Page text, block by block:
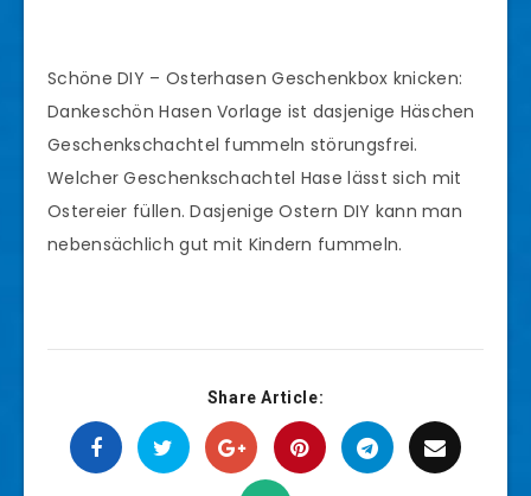
Schöne DIY – Osterhasen Geschenkbox knicken:
Dankeschön Hasen Vorlage ist dasjenige Häschen
Geschenkschachtel fummeln störungsfrei.
Welcher Geschenkschachtel Hase lässt sich mit
Ostereier füllen. Dasjenige Ostern DIY kann man
nebensächlich gut mit Kindern fummeln.
Share Article: